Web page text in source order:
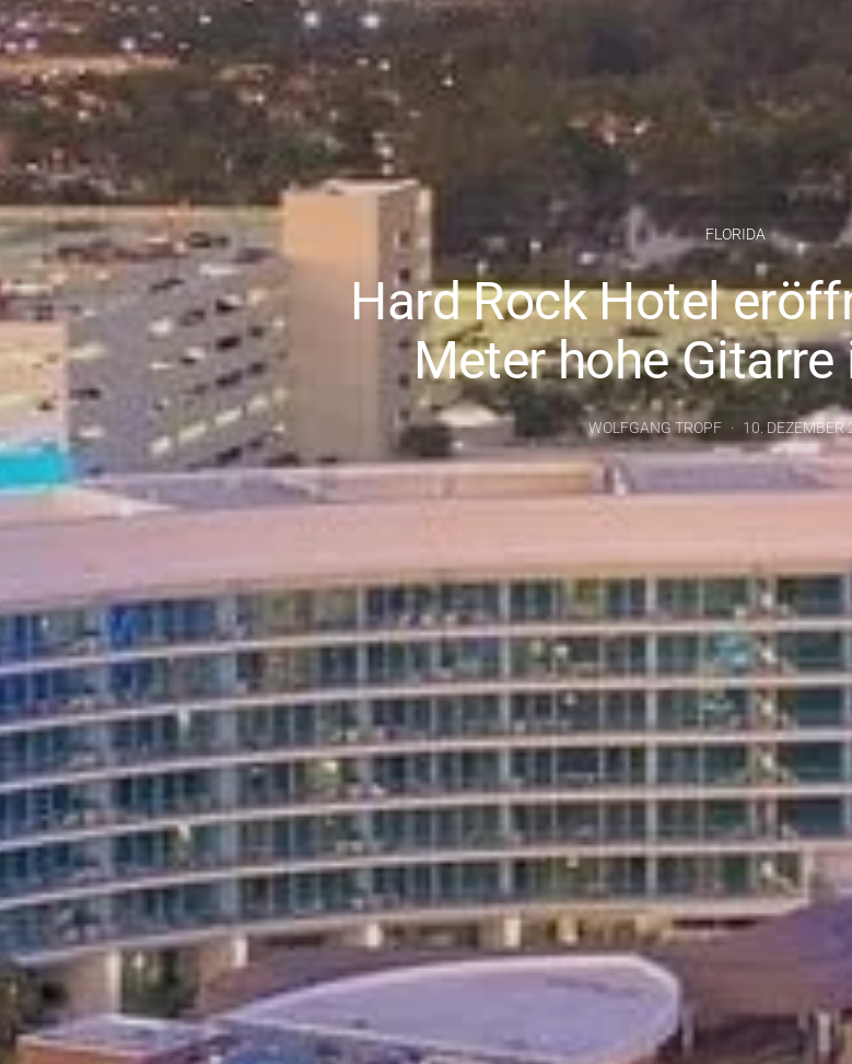
FLORIDA
Hard Rock Hotel
Meter hohe
WOLFGANG TROPF 10. DEZEMBER